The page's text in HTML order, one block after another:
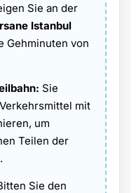
Sie an der
Istanbul
Gehminuten von
Sie
mit
um
Teilen der
Sie den